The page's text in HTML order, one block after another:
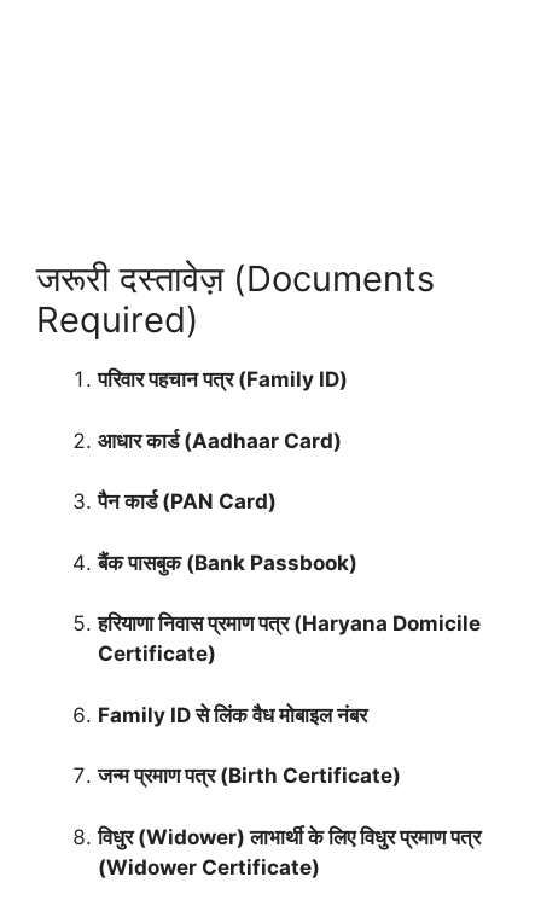
जरूरी दस्तावेज़ (Documents
Required)
परिवार पहचान पत्र (Family ID)
आधार कार्ड (Aadhaar Card)
पैन कार्ड (PAN Card)
बैंक पासबुक (Bank Passbook)
हरियाणा निवास प्रमाण पत्र (Haryana Domicile
Certificate)
Family ID से लिंक वैध मोबाइल नंबर
जन्म प्रमाण पत्र (Birth Certificate)
विधुर (Widower) लाभार्थी के लिए विधुर प्रमाण पत्र
(Widower Certificate)